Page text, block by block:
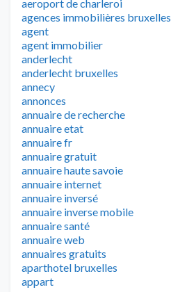
aeroport de charleroi
agences immobilières bruxelles
agent
agent immobilier
anderlecht
anderlecht bruxelles
annecy
annonces
annuaire de recherche
annuaire etat
annuaire fr
annuaire gratuit
annuaire haute savoie
annuaire internet
annuaire inversé
annuaire inverse mobile
annuaire santé
annuaire web
annuaires gratuits
aparthotel bruxelles
appart